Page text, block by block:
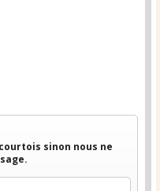
sinon nous ne